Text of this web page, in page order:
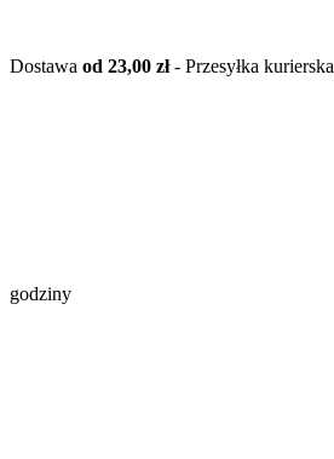
Dostawa od 23,00 zł- Przesyłka kurierska
godziny